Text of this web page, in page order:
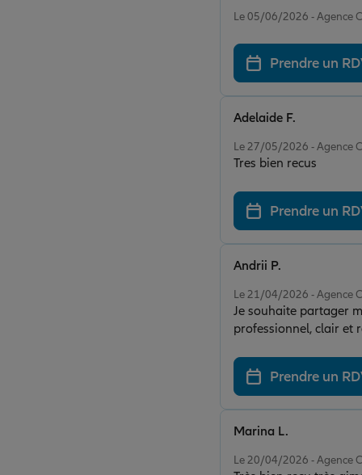
Le 05/06/2026 - Agence
Prendre un
Le 27/05/2026 - Agence
Tres bien recus
Adelaide F.
Prendre un
Le 21/04/2026 - Agence
Je souhaite partager mon
professionnel, clair et
gentille, à l’écoute et
professionnalisme
humain et de qualité.
Andrii P.
Prendre un
Le 20/04/2026 - Agence
Marina L.